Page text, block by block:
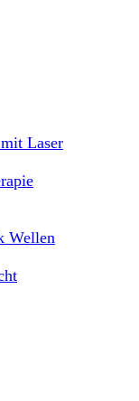
Laser
Wellen